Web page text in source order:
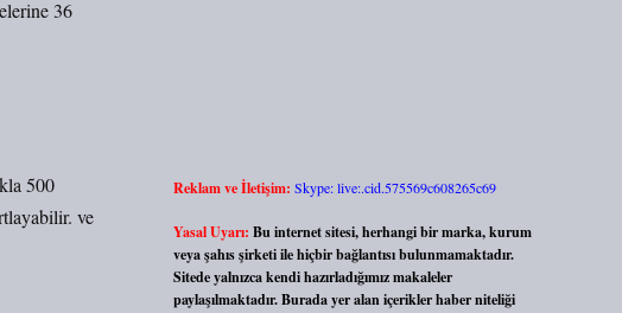
36
500
ve
Reklam ve İletişim: Skype: live:.cid.575569c608265c69
Yasal Uyarı: Bu internet sitesi, herhangi bir marka, kurum
veya şahıs şirketi ile hiçbir bağlantısı bulunmamaktadır.
Sitede yalnızca kendi hazırladığımız makaleler
paylaşılmaktadır. Burada yer alan içerikler haber niteliği